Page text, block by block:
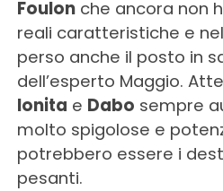
Foulonche ancora non
reali caratteristiche e
perso anche il posto in
dell’esperto Maggio.
Ionita e Dabo sempre
molto spigolose e
potrebbero essere i
pesanti.